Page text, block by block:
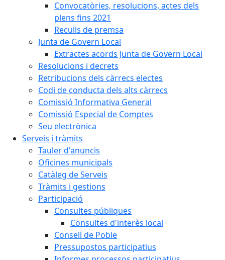
Convocatòries, resolucions, actes dels
plens fins 2021
Reculls de premsa
Junta de Govern Local
Extractes acords Junta de Govern Local
Resolucions i decrets
Retribucions dels càrrecs electes
Codi de conducta dels alts càrrecs
Comissió Informativa General
Comissió Especial de Comptes
Seu electrònica
Serveis i tràmits
Tauler d'anuncis
Oficines municipals
Catàleg de Serveis
Tràmits i gestions
Participació
Consultes públiques
Consultes d'interès local
Consell de Poble
Pressupostos participatius